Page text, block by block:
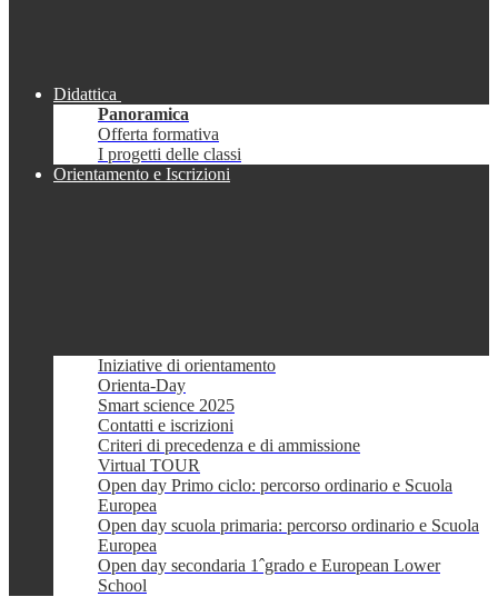
Didattica
Panoramica
Offerta formativa
I progetti delle classi
Orientamento e Iscrizioni
Iniziative di orientamento
Orienta-Day
Smart science 2025
Contatti e iscrizioni
Criteri di precedenza e di ammissione
Virtual TOUR
Open day Primo ciclo: percorso ordinario e Scuola
Europea
Open day scuola primaria: percorso ordinario e Scuola
Europea
Open day secondaria 1ˆgrado e European Lower
School